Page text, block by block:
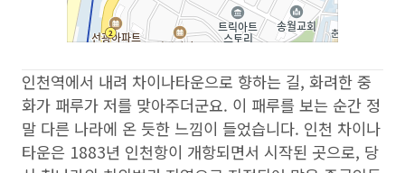
인천역에서 내려 차이나타운으로 향하는 길, 화려한 중
화가 패루가 저를 맞아주더군요. 이 패루를 보는 순간 정
말 다른 나라에 온 듯한 느낌이 들었습니다. 인천 차이나
타운은 1883년 인천항이 개항되면서 시작된 곳으로, 당